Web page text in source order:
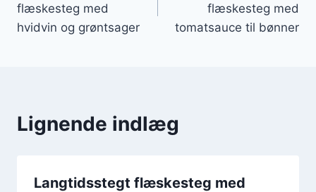
flæskesteg med
hvidvin og grøntsager
flæskesteg med
tomatsauce til bønner
Lignende indlæg
Langtidsstegt flæskesteg med